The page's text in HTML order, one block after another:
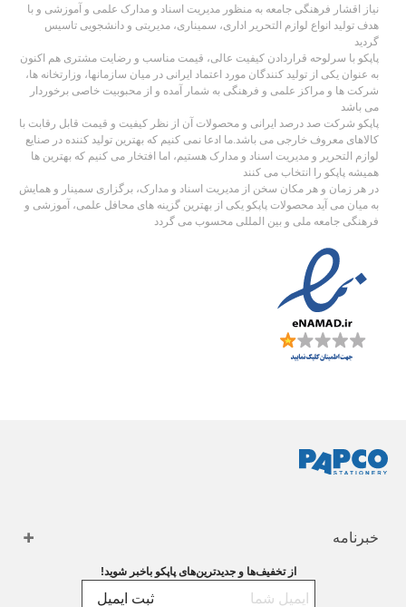
نیاز اقشار فرهنگی جامعه به منظور مدیریت اسناد و مدارک علمی و آموزشی و با
هدف تولید انواع لوازم التحریر اداری، سمیناری، مدیریتی و دانشجویی تاسیس
گردید
پاپکو با سرلوحه قراردادن کیفیت عالی، قیمت مناسب و رضایت مشتری هم اکنون
به عنوان یکی از تولید کنندگان مورد اعتماد ایرانی در میان سازمانها، وزارتخانه ها،
شرکت ها و مراکز علمی و فرهنگی به شمار آمده و از محبوبیت خاصی برخوردار
می باشد
پاپکو شرکت صد درصد ایرانی و محصولات آن از نظر کیفیت و قیمت قابل رقابت با
کالاهای معروف خارجی می باشد.ما ادعا نمی کنیم که بهترین تولید کننده در صنایع
لوازم التحریر و مدیریت اسناد و مدارک هستیم، اما افتخار می کنیم که بهترین ها
همیشه پاپکو را انتخاب می کنند
در هر زمان و هر مکان سخن از مدیریت اسناد و مدارک، برگزاری سمینار و همایش
به میان می آید محصولات پاپکو یکی از بهترین گزینه های محافل علمی، آموزشی و
فرهنگی جامعه ملی و بین المللی محسوب می گردد
خبرنامه
از تخفیف‌ها و جدیدترین‌های پاپکو باخبر شوید!
ثبت ایمیل